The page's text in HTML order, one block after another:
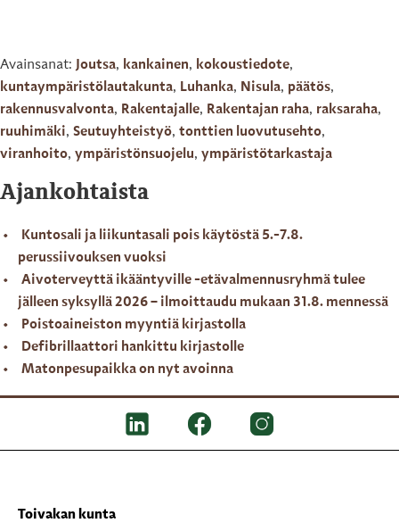
Avainsanat: Joutsa, kankainen, kokoustiedote,
kuntaympäristölautakunta, Luhanka, Nisula, päätös,
rakennusvalvonta, Rakentajalle, Rakentajan raha, raksaraha,
ruuhimäki, Seutuyhteistyö, tonttien luovutusehto,
viranhoito, ympäristönsuojelu, ympäristötarkastaja
Ajankohtaista
Kuntosali ja liikuntasali pois käytöstä 5.-7.8.
perussiivouksen vuoksi
Aivoterveyttä ikääntyville -etävalmennusryhmä tulee
jälleen syksyllä 2026 – ilmoittaudu mukaan 31.8. mennessä
Poistoaineiston myyntiä kirjastolla
Defibrillaattori hankittu kirjastolle
Matonpesupaikka on nyt avoinna
Toivakan kunta